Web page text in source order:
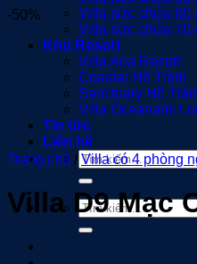
Villa sức chứa 60
Villa sức chứa
Khu Resort
Villa Aria Resort
Coastar Hồ Tràm
Sanctuary Hồ
Villa Oceanami
Tin tức
Liên hệ
Tìm
kiếm:
Tìm
kiếm:
-50%
Trang chủ / Villa có 4 phòng
Villa D9 Mạc